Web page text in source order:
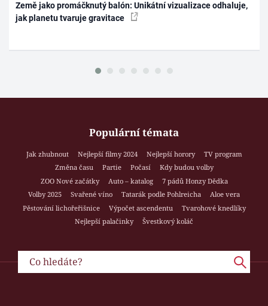
Země jako promáčknutý balón: Unikátní vizualizace odhaluje,
jak planetu tvaruje gravitace
Populární témata
Jak zhubnout Nejlepší filmy 2024 Nejlepší horory
TV program
Změna času
Partie Počasí
Kdy budou volby
ZOO Nové začátky
Auto – katalog
7 pádů Honzy Dědka
Volby 2025
Svařené víno Tatarák podle Pohlreicha
Aloe vera
Pěstování lichořeřišnice
Výpočet ascendentu
Tvarohové knedlíky
Nejlepší palačinky
Švestkový koláč